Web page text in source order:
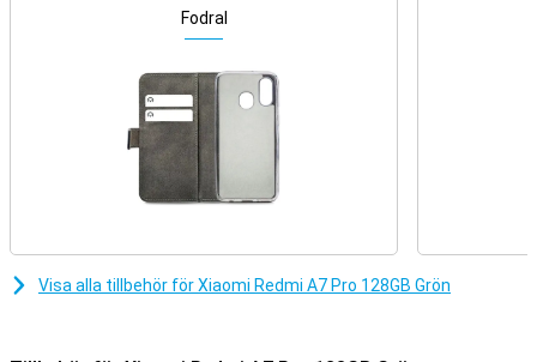
Xiaomi Redmi A7 Pro 128GB Green's stora 6,9-tums skärm låter dig
njuta av videor, sociala medier och spel som om du höll en minibio i
vare den smarta Wet Touch Technology 2.0 kan du använda
skärmen även med våta eller oljiga fingrar utan problem. Praktiskt
när det regnar och du snabbt vill kolla något. Så att du alltid kan
hålla kontakten, var du än är.
Kraftfullt batteri
användning. När du gör det kan du ringa 49 timmars samtal, lyssna
Fodral
Visa alla tillbehör för Xiaomi Redmi A7 Pro 128GB Grön